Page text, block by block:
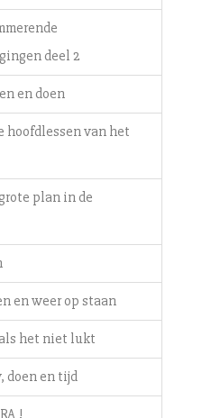
deel 2
en doen
hoofdlessen van het
plan in de
en weer op staan
het niet lukt
doen en tijd
!